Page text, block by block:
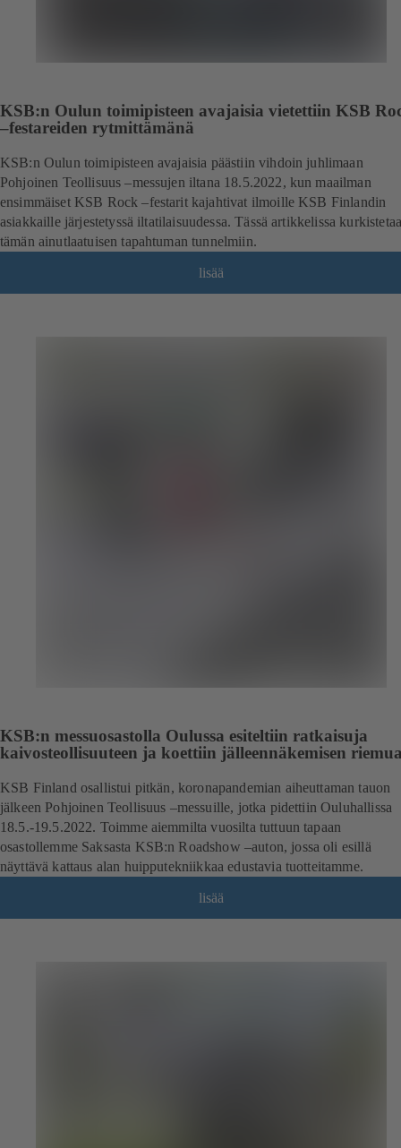
KSB:n Oulun toimipisteen avajaisia vietettiin KSB
–festareiden rytmittämänä
KSB:n Oulun toimipisteen avajaisia päästiin vihdoin juhlimaan
Pohjoinen Teollisuus –messujen iltana 18.5.2022, kun maailman
ensimmäiset KSB Rock –festarit kajahtivat ilmoille KSB Finlandin
asiakkaille järjestetyssä iltatilaisuudessa. Tässä artikkelissa
tämän ainutlaatuisen tapahtuman tunnelmiin.
lisää
KSB:n messuosastolla Oulussa esiteltiin ratkaisuja
kaivosteollisuuteen ja koettiin jälleennäkemisen
KSB Finland osallistui pitkän, koronapandemian aiheuttaman tauon
jälkeen Pohjoinen Teollisuus –messuille, jotka pidettiin Ouluhallissa
18.5.-19.5.2022. Toimme aiemmilta vuosilta tuttuun tapaan
osastollemme Saksasta KSB:n Roadshow –auton, jossa oli esillä
näyttävä kattaus alan huipputekniikkaa edustavia tuotteitamme.
lisää